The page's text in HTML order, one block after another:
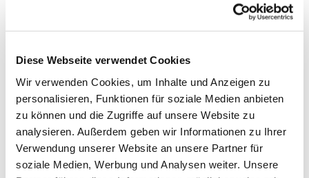
Diese Webseite verwendet Cookies
Wir verwenden Cookies, um Inhalte und Anzeigen zu
personalisieren, Funktionen für soziale Medien anbieten
zu können und die Zugriffe auf unsere Website zu
analysieren. Außerdem geben wir Informationen zu Ihrer
Verwendung unserer Website an unsere Partner für
soziale Medien, Werbung und Analysen weiter. Unsere